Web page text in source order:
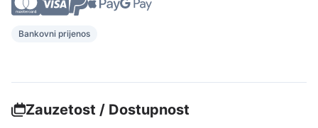
Bankovni prijenos
Zauzetost / Dostupnost